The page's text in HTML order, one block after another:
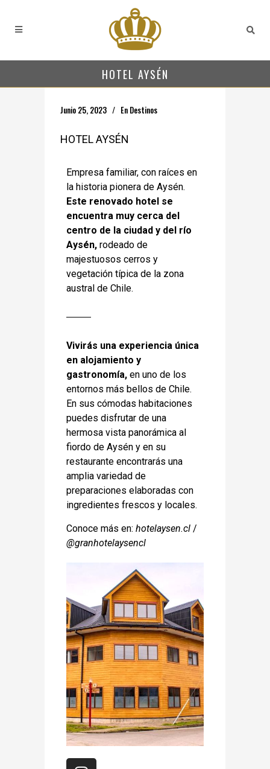
HOTEL AYSÉN
Junio 25, 2023 En Destinos
HOTEL AYSÉN
Empresa familiar, con raíces en
la historia pionera de Aysén.
Este renovado hotel se
encuentra muy cerca del
centro de la ciudad y del río
Aysén, rodeado de
majestuosos cerros y
vegetación típica de la zona
austral de Chile.
Vivirás una experiencia única
en alojamiento y
gastronomía, en uno de los
entornos más bellos de Chile.
En sus cómodas habitaciones
puedes disfrutar de una
hermosa vista panorámica al
fiordo de Aysén y en su
restaurante encontrarás una
amplia variedad de
preparaciones elaboradas con
ingredientes frescos y locales.
Conoce más en: hotelaysen.cl /
@granhotelaysencl